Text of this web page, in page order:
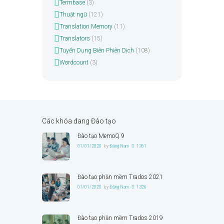
Termbase(3)
Thuật ngữ(121)
Translation Memory(11)
Translators (15)
Tuyển Dụng Biên Phiên Dịch (108)
Wordcount(3)
Các khóa đang Đào tạo
Đào tạo MemoQ 9
01/01/2020 byĐặng Nam 1261
Đào tạo phần mềm Trados 2021
01/01/2020 byĐặng Nam 1326
Đào tạo phần mềm Trados 2019